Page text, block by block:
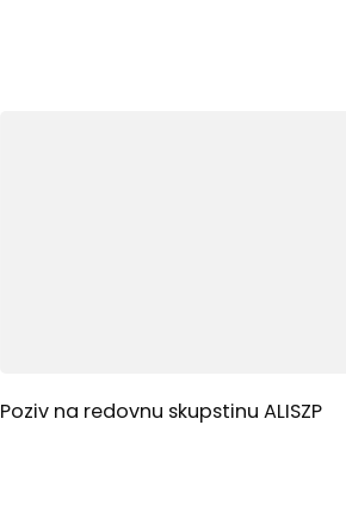
Poziv na redovnu skupstinu ALISZP